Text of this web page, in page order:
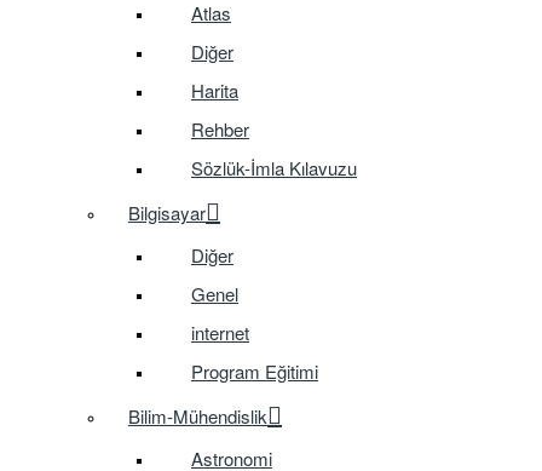
Atlas
Diğer
Harita
Rehber
Sözlük-İmla Kılavuzu
Bilgisayar
Diğer
Genel
internet
Program Eğitimi
Bilim-Mühendislik
Astronomi